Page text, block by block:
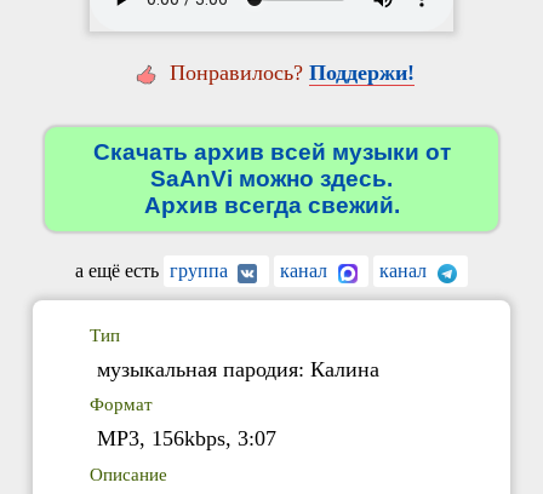
Понравилось? Поддержи!
Скачать архив всей музыки от
SaAnVi можно здесь.
Архив всегда свежий.
а ещё есть группа канал канал
Тип
музыкальная пародия: Калина
Формат
MP3, 156kbps, 3:07
Описание